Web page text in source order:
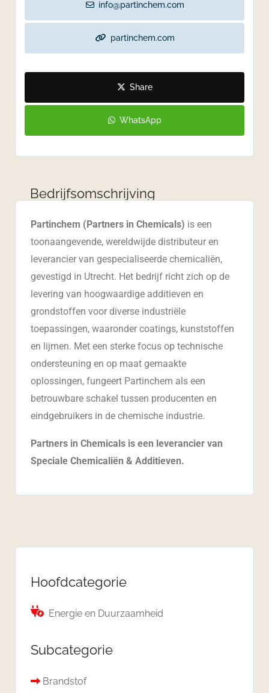
info@partinchem.com
partinchem.com
Share
WhatsApp
Bedrijfsomschrijving
Partinchem (Partners in Chemicals) is een
toonaangevende, wereldwijde distributeur en
leverancier van gespecialiseerde chemicaliën,
gevestigd in Utrecht. Het bedrijf richt zich op de
levering van hoogwaardige additieven en
grondstoffen voor diverse industriële
toepassingen, waaronder coatings, kunststoffen
en lijmen. Met een sterke focus op technische
ondersteuning en op maat gemaakte
oplossingen, fungeert Partinchem als een
betrouwbare schakel tussen producenten en
eindgebruikers in de chemische industrie.
Partners in Chemicals is een leverancier van
Speciale Chemicaliën & Additieven.
Hoofdcategorie
Energie en Duurzaamheid
Subcategorie
Brandstof